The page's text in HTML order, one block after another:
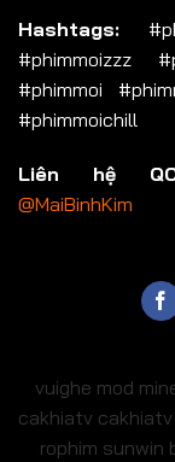
Hashtags:
#phimmoizzz
#phimmoi
#phimmoichill
Liên hệ
@MaiBinhKim
vuighe mod
cakhiatv cakhiatv
rophim sunwin